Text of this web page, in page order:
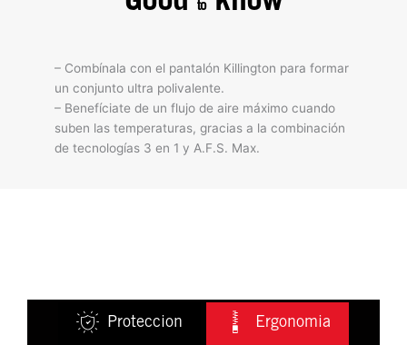
to
– Combínala con el pantalón Killington para formar
un conjunto ultra polivalente.
– Benefíciate de un flujo de aire máximo cuando
suben las temperaturas, gracias a la combinación
de tecnologías 3 en 1 y A.F.S. Max.
Proteccion Ergonomia